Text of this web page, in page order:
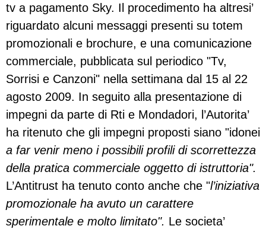
tv a pagamento Sky. Il procedimento ha altresi’
riguardato alcuni messaggi presenti su totem
promozionali e brochure, e una comunicazione
commerciale, pubblicata sul periodico "Tv,
Sorrisi e Canzoni" nella settimana dal 15 al 22
agosto 2009. In seguito alla presentazione di
impegni da parte di Rti e Mondadori, l’Autorita’
ha ritenuto che gli impegni proposti siano "idonei
a far venir meno i possibili profili di scorrettezza
della pratica commerciale oggetto di istruttoria".
L’Antitrust ha tenuto conto anche che "l’iniziativa
promozionale ha avuto un carattere
sperimentale e molto limitato". Le societa’